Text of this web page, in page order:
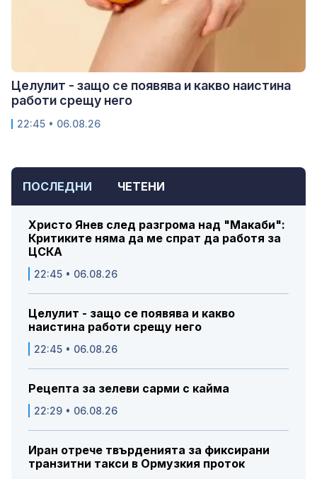
ПОСЛЕДНИ ЧЕТЕНИ
Христо Янев след разгрома над "Макаби":
Критиките няма да ме спрат да работя за
ЦСКА
22:45 • 06.08.26
Целулит - защо се появява и какво
наистина работи срещу него
22:45 • 06.08.26
Рецепта за зелеви сарми с кайма
22:29 • 06.08.26
Иран отрече твърденията за фиксирани
транзитни такси в Ормузкия проток
Целулит - защо се появява и какво наистина
работи срещу него
22:45 • 06.08.26